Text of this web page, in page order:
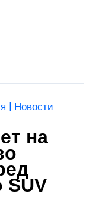
| Новости
на
SUV